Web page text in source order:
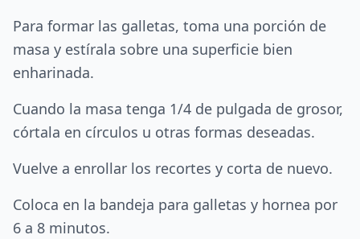
Para formar las galletas, toma una porción de
masa y estírala sobre una superficie bien
enharinada.
Cuando la masa tenga 1/4 de pulgada de grosor,
córtala en círculos u otras formas deseadas.
Vuelve a enrollar los recortes y corta de nuevo.
Coloca en la bandeja para galletas y hornea por
6 a 8 minutos.